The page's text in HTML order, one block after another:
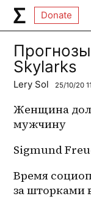
Donate
Skylarks
Lery Sol 25/10/20
Женщина
мужчину
Sigmund
Время
за шторками